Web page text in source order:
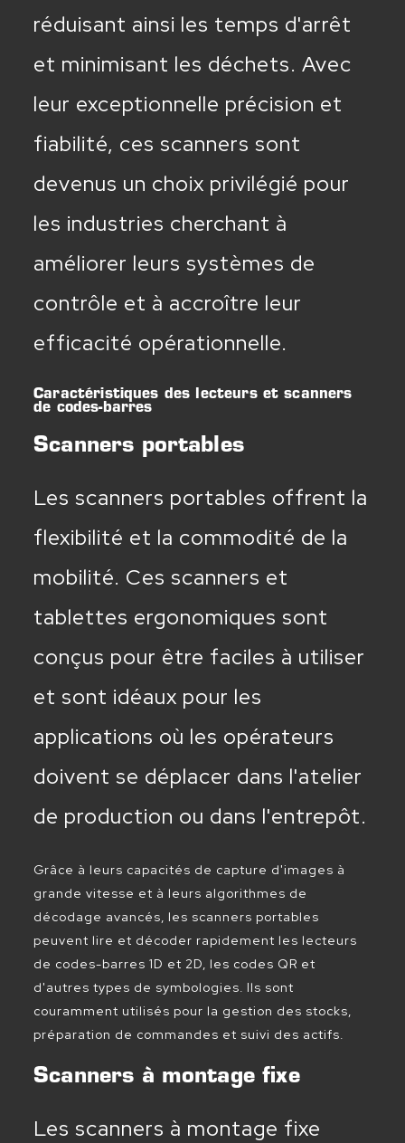
réduisant ainsi les temps d'arrêt
et minimisant les déchets. Avec
leur exceptionnelle précision et
fiabilité, ces scanners sont
devenus un choix privilégié pour
les industries cherchant à
améliorer leurs systèmes de
contrôle et à accroître leur
efficacité opérationnelle.
Caractéristiques des lecteurs et scanners
de codes-barres
Scanners portables
Les scanners portables offrent la
flexibilité et la commodité de la
mobilité. Ces scanners et
tablettes ergonomiques sont
conçus pour être faciles à utiliser
et sont idéaux pour les
applications où les opérateurs
doivent se déplacer dans l'atelier
de production ou dans l'entrepôt.
Grâce à leurs capacités de capture d'images à
grande vitesse et à leurs algorithmes de
décodage avancés, les scanners portables
peuvent lire et décoder rapidement les lecteurs
de codes-barres 1D et 2D, les codes QR et
d'autres types de symbologies. Ils sont
couramment utilisés pour la gestion des stocks,
préparation de commandes et suivi des actifs.
Scanners à montage fixe
Les scanners à montage fixe